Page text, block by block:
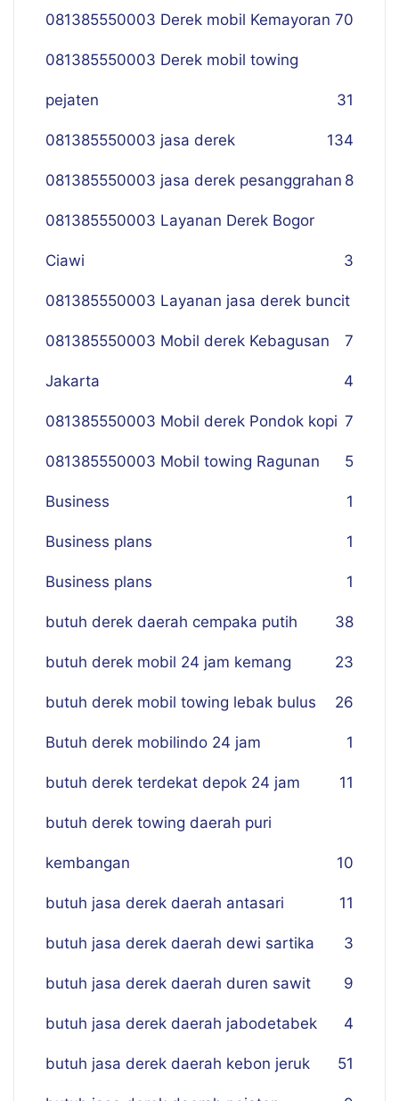
081385550003 Derek mobil Kemayoran 70
081385550003 Derek mobil towing
pejaten 31
081385550003 jasa derek 134
081385550003 jasa derek pesanggrahan 8
081385550003 Layanan Derek Bogor
Ciawi 3
081385550003 Layanan jasa derek buncit
7
081385550003 Mobil derek Kebagusan
Jakarta 4
081385550003 Mobil derek Pondok kopi 7
081385550003 Mobil towing Ragunan 5
Business 1
Business plans 1
Business plans 1
butuh derek daerah cempaka putih 38
butuh derek mobil 24 jam kemang 23
butuh derek mobil towing lebak bulus 26
Butuh derek mobilindo 24 jam 1
butuh derek terdekat depok 24 jam 11
butuh derek towing daerah puri
kembangan 10
butuh jasa derek daerah antasari 11
butuh jasa derek daerah dewi sartika 3
butuh jasa derek daerah duren sawit 9
butuh jasa derek daerah jabodetabek 4
butuh jasa derek daerah kebon jeruk 51